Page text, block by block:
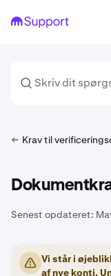
Krav til
Senest opdateret:
Vi står i
af nye konti.